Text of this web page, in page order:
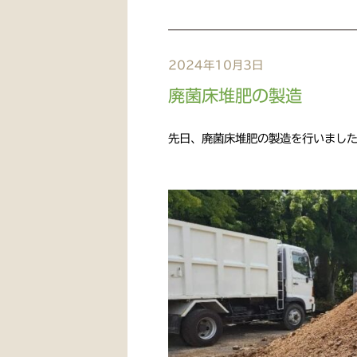
2024年10月3日
廃菌床堆肥の製造
先日、廃菌床堆肥の製造を行いまし